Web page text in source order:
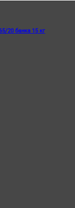
20 банка 15 кг